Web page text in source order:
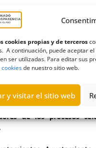
cookies propias y de terceros
A continuación, puede aceptar
ser utilizadas. Para editar sus
cookiesde nuestro sitio web.
y visitar el sitio web